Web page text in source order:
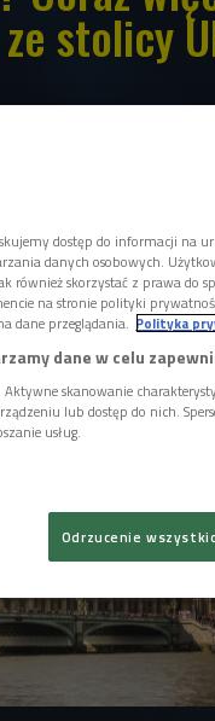
stolicy
nad
blask
opuszczają
szukają
dostęp do informacji na
danych osobowych.
skorzystać z prawa do
na stronie polityki
dane przeglądania. Polityka
dane w celu
skanowanie
lub dostęp do nich.
usług.
Odrzucenie